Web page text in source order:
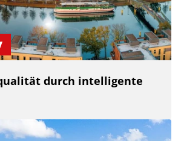
durch intelligente